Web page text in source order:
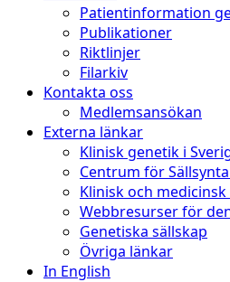
Patientinformation
Publikationer
Riktlinjer
Filarkiv
Kontakta oss
Medlemsansökan
Externa länkar
Klinisk genetik i
Centrum för
Klinisk och
Webbresurser för
Genetiska sällskap
Övriga länkar
In English